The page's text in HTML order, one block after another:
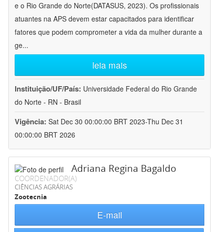
e o Rio Grande do Norte(DATASUS, 2023). Os profissionais
atuantes na APS devem estar capacitados para identificar
fatores que podem comprometer a vida da mulher durante a
ge...
leia mais
Instituição/UF/País: Universidade Federal do Rio Grande
do Norte - RN - Brasil
Vigência: Sat Dec 30 00:00:00 BRT 2023-Thu Dec 31
00:00:00 BRT 2026
Adriana Regina Bagaldo
COORDENADOR(A)
CIÊNCIAS AGRÁRIAS
Zootecnia
E-mail